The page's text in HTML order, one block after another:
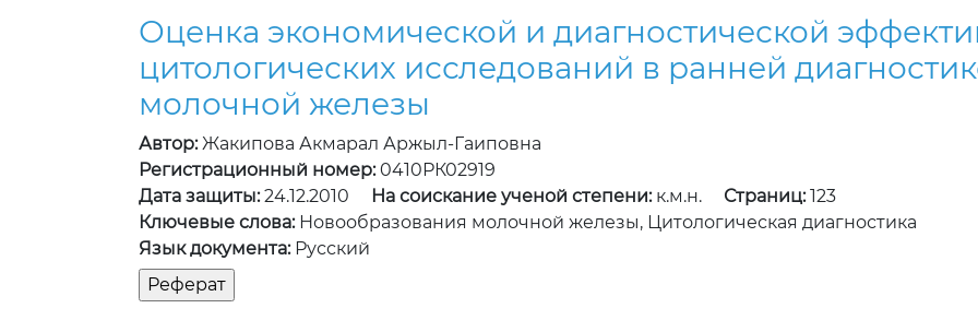
Оценка экономической и диагностической
цитологических исследований в ранней
молочной железы
Автор:Жакипова Акмарал Аржыл-Гаиповна
Регистрационный номер:0410РК02919
Дата защиты:24.12.2010 На соискание ученой степени:к.м.н. Страниц:123
Ключевые слова:Новообразования молочной железы, Цитологическая диагностика
Язык документа:Русский